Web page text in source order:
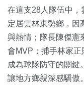
在這支28人隊伍中，
定居雲林東勢鄉，因
與熱情；隊長陳傑憲
會MVP；捕手林家
成為球隊防守的關鍵
讓地方鄉親深感驕傲。